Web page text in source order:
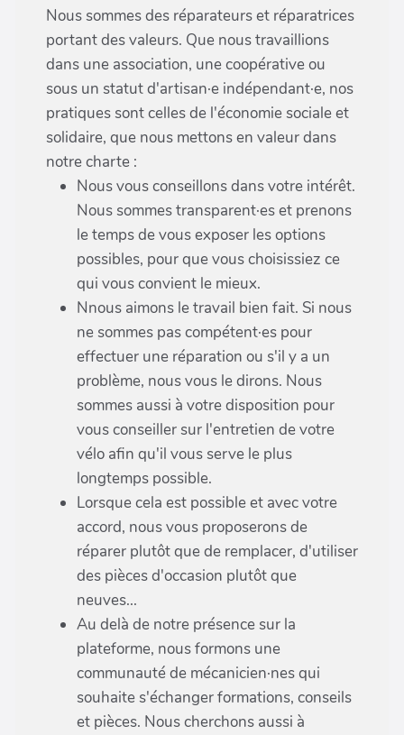
Nous sommes des réparateurs et réparatrices
portant des valeurs. Que nous travaillions
dans une association, une coopérative ou
sous un statut d'artisan·e indépendant·e, nos
pratiques sont celles de l'économie sociale et
solidaire, que nous mettons en valeur dans
notre charte :
Nous vous conseillons dans votre intérêt.
Nous sommes transparent·es et prenons
le temps de vous exposer les options
possibles, pour que vous choisissiez ce
qui vous convient le mieux.
Nnous aimons le travail bien fait. Si nous
ne sommes pas compétent·es pour
effectuer une réparation ou s'il y a un
problème, nous vous le dirons. Nous
sommes aussi à votre disposition pour
vous conseiller sur l'entretien de votre
vélo afin qu'il vous serve le plus
longtemps possible.
Lorsque cela est possible et avec votre
accord, nous vous proposerons de
réparer plutôt que de remplacer, d'utiliser
des pièces d'occasion plutôt que
neuves...
Au delà de notre présence sur la
plateforme, nous formons une
communauté de mécanicien·nes qui
souhaite s'échanger formations, conseils
et pièces. Nous cherchons aussi à